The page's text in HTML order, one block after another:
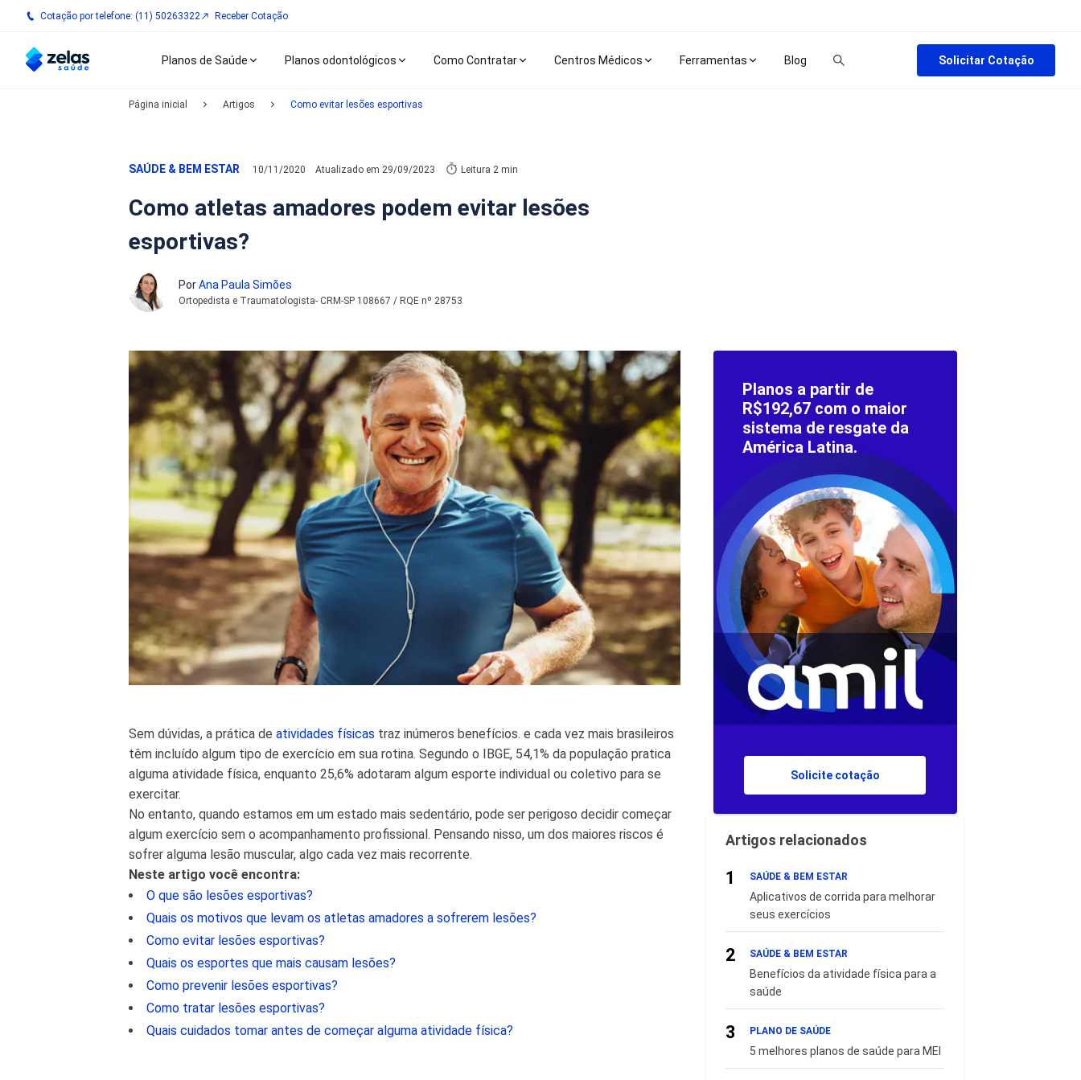
Cotação por telefone: (11) 50263322 Receber Cotação
Planos de Saúde Planos odontológicos Como Contratar Centros Médicos Ferramentas Blog Solicitar Cotação
Página inicial Artigos Como evitar lesões esportivas
SAÚDE & BEM ESTAR 10/11/2020 Atualizado em 29/09/2023 Leitura 2 min
Como atletas amadores podem evitar lesões
esportivas?
PorAna Paula Simões
Ortopedista e Traumatologista- CRM-SP 108667 / RQE nº 28753
Sem dúvidas, a prática de atividades físicas traz inúmeros benefícios. e cada vez mais brasileiros
têm incluído algum tipo de exercício em sua rotina. Segundo o IBGE, 54,1% da população pratica
alguma atividade física, enquanto 25,6% adotaram algum esporte individual ou coletivo para se
exercitar.
No entanto, quando estamos em um estado mais sedentário, pode ser perigoso decidir começar
algum exercício sem o acompanhamento profissional. Pensando nisso, um dos maiores riscos é
sofrer alguma lesão muscular, algo cada vez mais recorrente.
Neste artigo você encontra:
O que são lesões esportivas?
Quais os motivos que levam os atletas amadores a sofrerem lesões?
Como evitar lesões esportivas?
Quais os esportes que mais causam lesões?
Como prevenir lesões esportivas?
Como tratar lesões esportivas?
Quais cuidados tomar antes de começar alguma atividade física?
Planos a partir de
R$192,67 com o maior
sistema de resgate da
América Latina.
Solicite cotação
Artigos relacionados
1 SAÚDE & BEM ESTAR
Aplicativos de corrida para melhorar
seus exercícios
2 SAÚDE & BEM ESTAR
Benefícios da atividade física para a
saúde
3 PLANO DE SAÚDE
5 melhores planos de saúde para MEI